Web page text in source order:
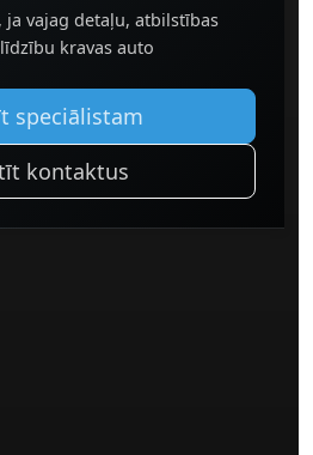
ja vajag detaļu, atbilstības
kravas auto
speciālistam
kontaktus